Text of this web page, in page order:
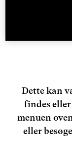
Dette kan
findes
menuen
eller